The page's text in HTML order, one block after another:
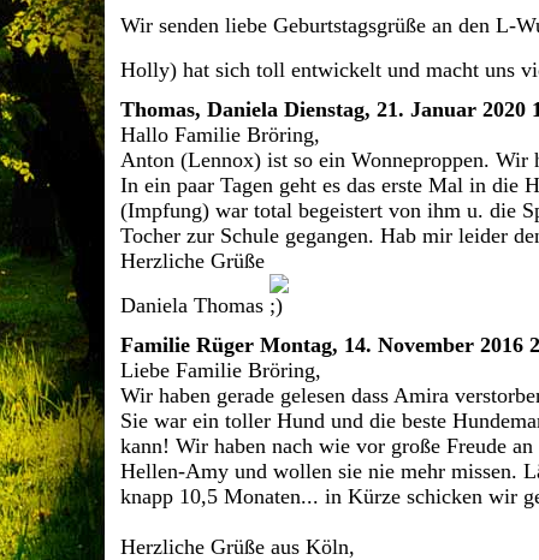
Wir senden liebe Geburtstagsgrüße an den L-
Holly) hat sich toll entwickelt und macht uns
Thomas, Daniela Dienstag, 21. Januar 2020
Hallo Familie Bröring,
Anton (Lennox) ist so ein Wonneproppen. Wir
In ein paar Tagen geht es das erste Mal in die
(Impfung) war total begeistert von ihm u. die
Tocher zur Schule gegangen. Hab mir leider
Herzliche Grüße
Daniela Thomas
Familie Rüger Montag, 14. November 2016
Liebe Familie Bröring,
Wir haben gerade gelesen dass Amira
Sie war ein toller Hund und die beste
kann! Wir haben nach wie vor große Freude
Hellen-Amy und wollen sie nie mehr missen.
knapp 10,5 Monaten... in Kürze schicken wir
Herzliche Grüße aus Köln,